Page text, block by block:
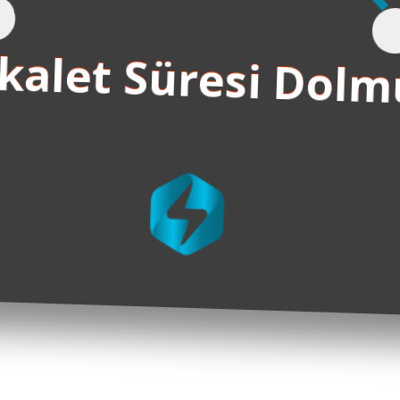
Süresi